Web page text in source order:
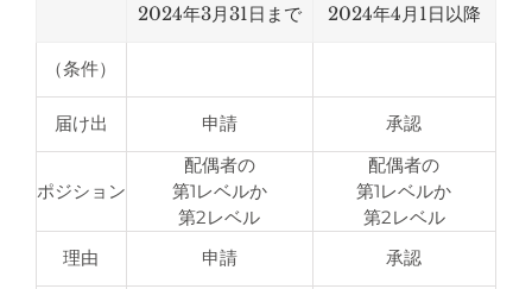
2024年3月31日まで 2024年4月1日以降
（条件）
届け出 申請 承認
ポジション
配偶者の
第1レベルか
第2レベル
配偶者の
第1レベルか
第2レベル
理由
申請 承認